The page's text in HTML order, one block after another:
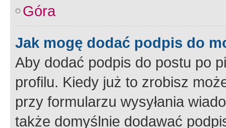
Góra
Jak mogę dodać podpis do
Aby dodać podpis do postu po
profilu. Kiedy już to zrobisz
przy formularzu wysyłania
także domyślnie dodawać